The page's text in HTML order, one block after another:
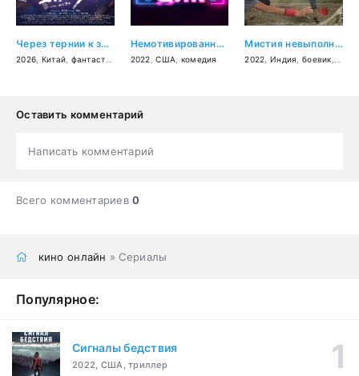
Через тернии к звёздам
2026 Китай фантастика комедия,приключения
Немотивированный Дик
2022 ,США комедия
Мистия невыполнима
2022 Индия боевик
Оставить комментарий
Написать комментарий
Всего комментариев0
кино онлайн » Сериалы
Популярное:
Сигналы бедствия
2022, США, триллер